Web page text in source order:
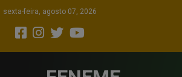
sexta-feira, agosto 07, 2026